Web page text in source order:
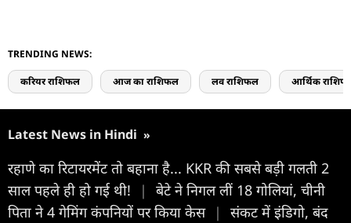
TRENDING NEWS:
करियर राशिफल आज का राशिफल लव राशिफल आर्थिक
Latest News in Hindi »
रहाणे का रिटायरमेंट तो बहाना है... KKR की सबसे बड़ी गलती 2
साल पहले ही हो गई थी!
|
बेटे ने निगल लीं 18 गोलियां, चीनी
पिता ने 4 गेमिंग कंपनियों पर किया केस |
संकट में इंडिगो, बंद